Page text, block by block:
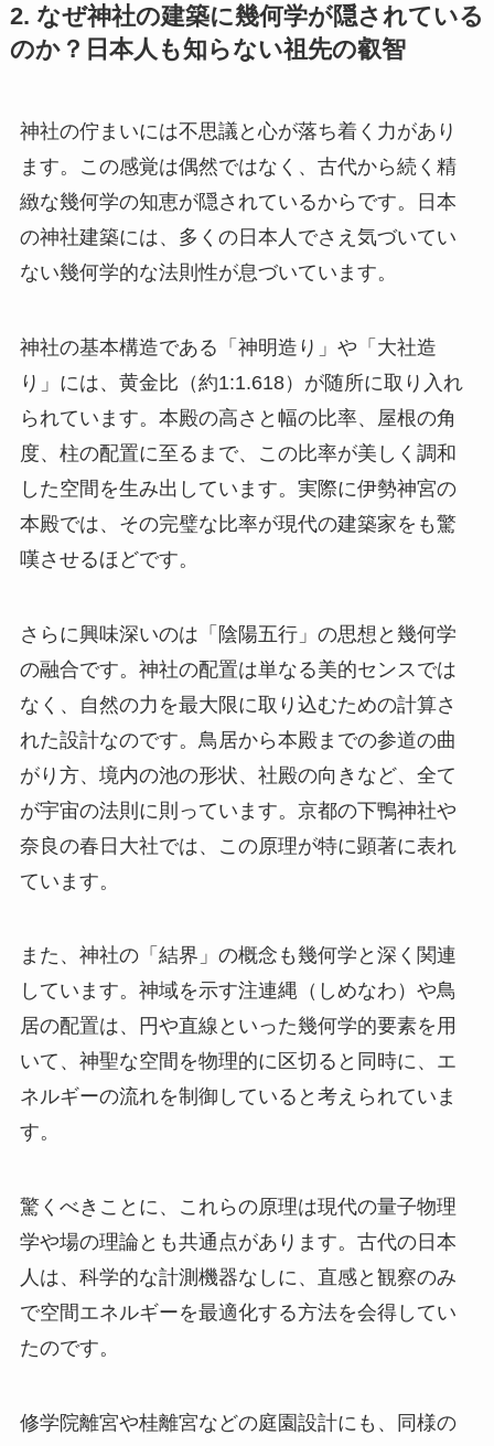
2. なぜ神社の建築に幾何学が隠されている
のか？日本人も知らない祖先の叡智
神社の佇まいには不思議と心が落ち着く力があり
ます。この感覚は偶然ではなく、古代から続く精
緻な幾何学の知恵が隠されているからです。日本
の神社建築には、多くの日本人でさえ気づいてい
ない幾何学的な法則性が息づいています。
神社の基本構造である「神明造り」や「大社造
り」には、黄金比（約1:1.618）が随所に取り入れ
られています。本殿の高さと幅の比率、屋根の角
度、柱の配置に至るまで、この比率が美しく調和
した空間を生み出しています。実際に伊勢神宮の
本殿では、その完璧な比率が現代の建築家をも驚
嘆させるほどです。
さらに興味深いのは「陰陽五行」の思想と幾何学
の融合です。神社の配置は単なる美的センスでは
なく、自然の力を最大限に取り込むための計算さ
れた設計なのです。鳥居から本殿までの参道の曲
がり方、境内の池の形状、社殿の向きなど、全て
が宇宙の法則に則っています。京都の下鴨神社や
奈良の春日大社では、この原理が特に顕著に表れ
ています。
また、神社の「結界」の概念も幾何学と深く関連
しています。神域を示す注連縄（しめなわ）や鳥
居の配置は、円や直線といった幾何学的要素を用
いて、神聖な空間を物理的に区切ると同時に、エ
ネルギーの流れを制御していると考えられていま
す。
驚くべきことに、これらの原理は現代の量子物理
学や場の理論とも共通点があります。古代の日本
人は、科学的な計測機器なしに、直感と観察のみ
で空間エネルギーを最適化する方法を会得してい
たのです。
修学院離宮や桂離宮などの庭園設計にも、同様の